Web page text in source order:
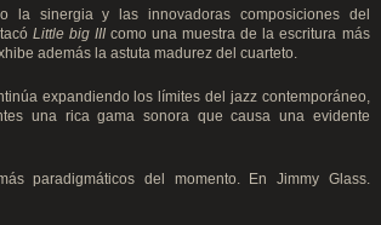
la sinergia y las innovadoras composiciones del
Little big IIIcomo una muestra de la escritura más
además la astuta madurez del cuarteto.
expandiendo los límites del jazz contemporáneo,
una rica gama sonora que causa una evidente
paradigmáticos del momento. En Jimmy Glass.